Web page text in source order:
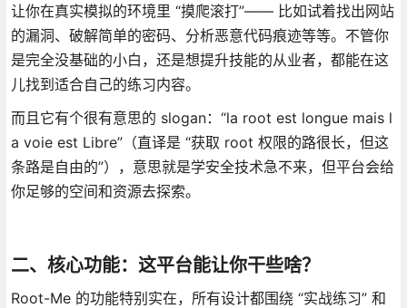
让你在真实模拟的环境里 “摸爬滚打”—— 比如试着找出网站
的漏洞、破解简单的密码、分析恶意代码痕迹等等。不管你
是完全没基础的小白，还是想提升技能的从业者，都能在这
儿找到适合自己的练习内容。
而且它有个很有意思的 slogan：“la root est longue mais l
a voie est Libre”（直译是 “获取 root 权限的路很长，但这
条路是自由的”），意思就是学安全技术急不来，但平台会给
你足够的空间和资源去探索。
二、核心功能：这平台能让你干些啥？
Root-Me 的功能特别实在，所有设计都围绕 “实战练习” 和